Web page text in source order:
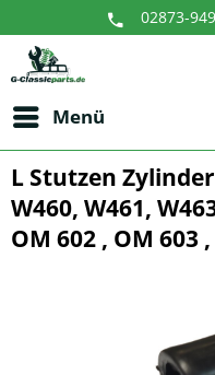
02873-
Menü
L Stutzen
W460, W461,
OM 602 , OM 603